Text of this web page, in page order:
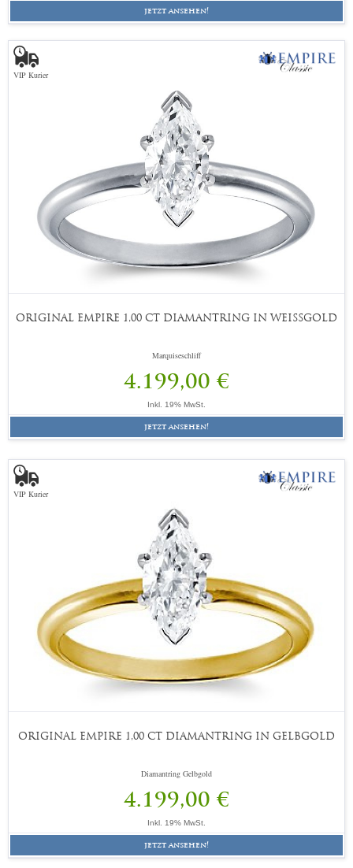
jetzt ansehen!
VIP Kurier
ORIGINAL EMPIRE 1,00 CT DIAMANTRING IN WEISSGOLD
Marquiseschliff
4.199,00 €
Inkl. 19% MwSt.
jetzt ansehen!
VIP Kurier
ORIGINAL EMPIRE 1,00 CT DIAMANTRING IN GELBGOLD
Diamantring Gelbgold
4.199,00 €
Inkl. 19% MwSt.
jetzt ansehen!